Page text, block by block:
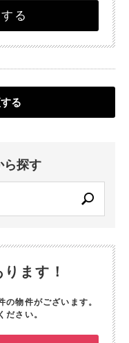
る
る
ら探す
ます！
物件がございます。
ださい。